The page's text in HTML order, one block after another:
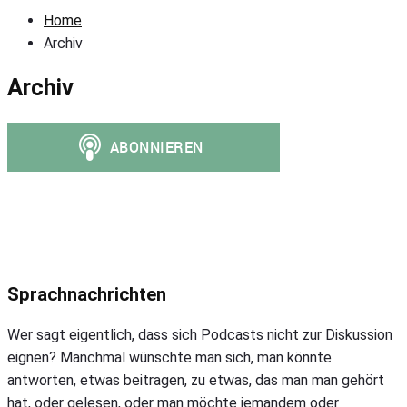
Home
Archiv
Archiv
Sprachnachrichten
Wer sagt eigentlich, dass sich Podcasts nicht zur Diskussion
eignen? Manchmal wünschte man sich, man könnte
antworten, etwas beitragen, zu etwas, das man man gehört
hat, oder gelesen, oder man möchte jemandem oder